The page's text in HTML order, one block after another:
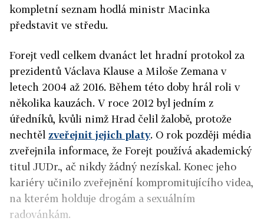
kompletní seznam hodlá ministr Macinka
představit ve středu.
Forejt vedl celkem dvanáct let hradní protokol za
prezidentů Václava Klause a Miloše Zemana v
letech 2004 až 2016. Během této doby hrál roli v
několika kauzách. V roce 2012 byl jedním z
úředníků, kvůli nimž Hrad čelil žalobě, protože
nechtěl zveřejnit jejich platy. O rok později média
zveřejnila informace, že Forejt používá akademický
titul JUDr., ač nikdy žádný nezískal. Konec jeho
kariéry učinilo zveřejnění kompromitujícího videa,
na kterém holduje drogám a sexuálním
radovánkám.